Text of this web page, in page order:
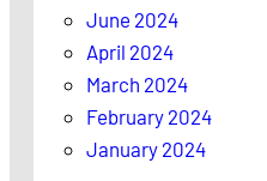
June 2024
April 2024
March 2024
February 2024
January 2024